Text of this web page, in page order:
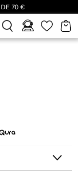
DE 70 €